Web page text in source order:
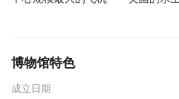
博物馆特色
成立日期